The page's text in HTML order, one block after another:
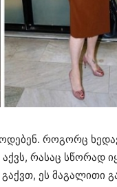
როგორც
რასაც სწორად
გაქვთ, ეს